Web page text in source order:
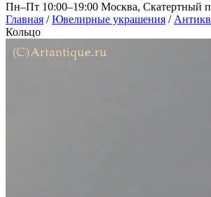
Пн–Пт 10:00–19:00 Москва, Скатертный
Главная / Ювелирные украшения /
Кольцо